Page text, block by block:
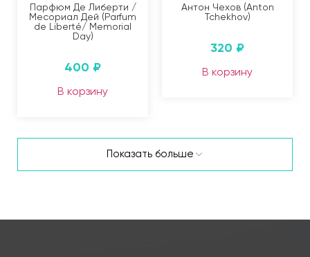
Парфюм Де Либерти /
Месориал Дей (Parfum
de Liberté/ Memorial
Day)
400 ₽
В корзину
Антон Чехов (Anton
Tchekhov)
320 ₽
В корзину
Показать больше